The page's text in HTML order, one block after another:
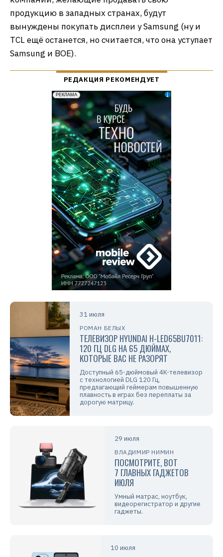
продукцию в западных странах, будут
вынуждены покупать дисплеи у Samsung (ну и
TCL ещё останется, но считается, что она уступает
Samsung и BOE).
31 июля
РОМАН БЕЛЫХ
ТЕЛЕВИЗОР HYUNDAI H-LED65BU7011:
120 ГЦ DLG НА 65 ДЮЙМАХ,
КОТОРЫЕ ВАС НЕ РАЗОРЯТ
Доступный 65-дюймовый 4K-телевизор
с технологией DLG 120 Гц,
предлагающий геймерам повышенную
плавность в играх без переплаты за
дорогую матрицу.
29 июля
ВЛАДИМИР НИМИН
ПОСМОТРИТЕ, ВОТ
7 ГЛАВНЫХ ГАДЖЕТОВ
ИЮЛЯ
Умный матрас, ноутбук,
видеорегистратор и другие
гаджеты.
10 июля